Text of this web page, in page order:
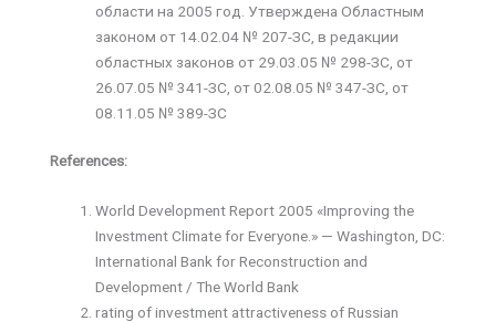
области на 2005 год. Утверждена Областным
законом от 14.02.04 № 207-ЗС, в редакции
областных законов от 29.03.05 № 298-ЗС, от
26.07.05 № 341-ЗС, от 02.08.05 № 347-ЗС, от
08.11.05 № 389-ЗС
References:
World Development Report 2005 «Improving the
Investment Climatefor Everyone.» — Washington, DC:
International Bank forReconstruction and
Development/ The World Bank
rating of investment attractiveness ofRussian